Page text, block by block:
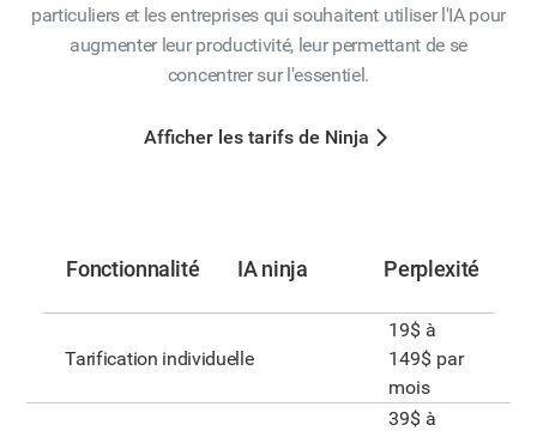
particuliers et les entreprises qui souhaitent utiliser l'IA pour
augmenter leur productivité, leur permettant de se
concentrer sur l'essentiel.
Afficher les tarifs de Ninja
Fonctionnalité IA ninja Perplexité
Tarification individuelle
19$ à
149$ par
mois
39$ à